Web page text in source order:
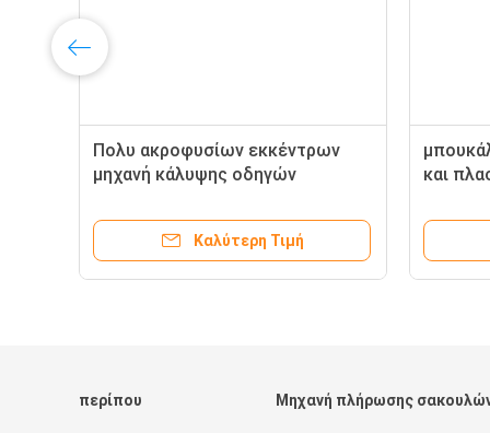
Πολυ ακροφυσίων εκκέντρων
μηχανή κάλυψης οδηγών
κάλυψης 15BPM
Καλύτερη Τιμή
και
περίπου Μηχανή πλήρωσης